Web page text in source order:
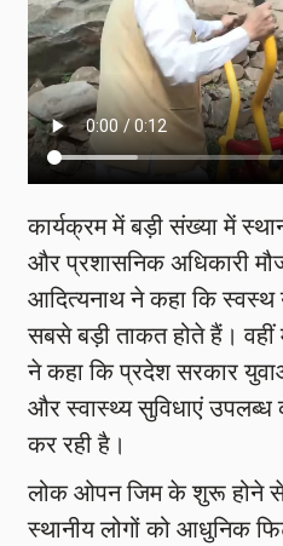
कार्यक्रम में बड़ी संख्या में
और प्रशासनिक अधिकारी
आदित्यनाथ ने कहा कि
सबसे बड़ी ताकत होते हैं। वहीं
ने कहा कि प्रदेश सरकार
और स्वास्थ्य सुविधाएं उपलब्ध
कर रही है।
लोक ओपन जिम के शुरू होने
स्थानीय लोगों को आधुनिक